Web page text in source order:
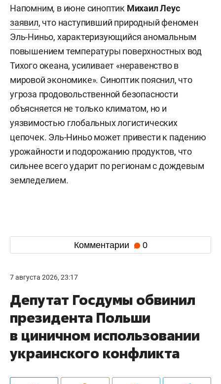
Напомним, в июне синоптик Михаил Леус
заявил, что наступивший природный феномен
Эль-Ниньо, характеризующийся аномальным
повышением температуры поверхностных вод
Тихого океана, усиливает «неравенство в
мировой экономике». Синоптик пояснил, что
угроза продовольственной безопасности
объясняется не только климатом, но и
уязвимостью глобальных логистических
цепочек. Эль-Ниньо может привести к падению
урожайности и подорожанию продуктов, что
сильнее всего ударит по регионам с дождевым
земледелием.
Комментарии 0
7 августа 2026, 23:17
Депутат Госдумы обвинил
президента Польши
в циничном использовании
украинского конфликта